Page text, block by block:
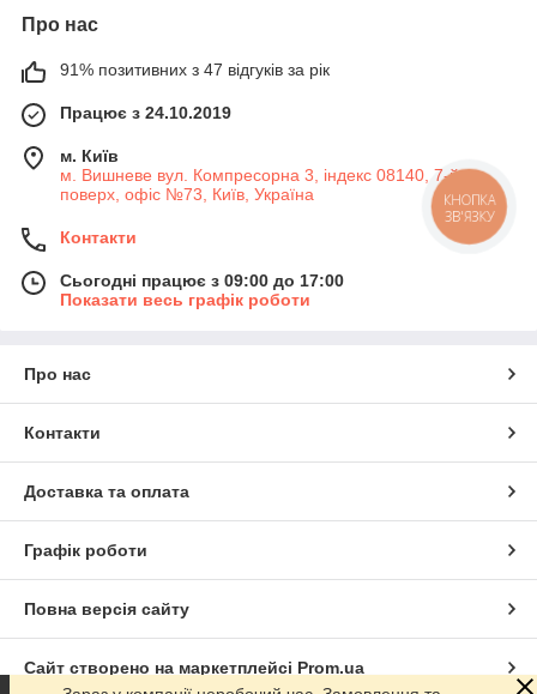
Про нас
91% позитивних з 47 відгуків за рік
Працює з 24.10.2019
м. Київ
м. Вишневе вул. Компресорна 3, індекс 08140, 7-й
поверх, офіс №73, Київ, Україна
Контакти
Сьогодні працює з 09:00 до 17:00
Показати весь графік роботи
Про нас
Контакти
Доставка та оплата
Графік роботи
Повна версія сайту
Сайт створено на маркетплейсі Prom.ua
КНОПКА
ЗВ'ЯЗКУ